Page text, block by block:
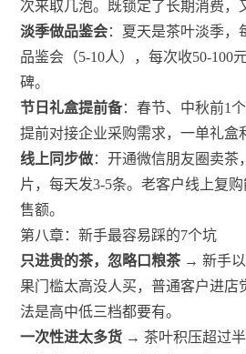
次来取几泡。既锁定了长期消费，
淡季做品鉴会：夏天是茶叶淡季，
品鉴会（5-10人），每次收50-100
碑。
节日礼盒提前备：春节、中秋前1
提前对接企业采购需求，一单礼盒
线上同步做：开通微信朋友圈卖茶
片，每天发3-5条。老客户线上复购
售额。
第八章：新手最容易踩的7个坑
只进贵的茶，忽略口粮茶→ 新手以
果门槛太高没人买，普通客户进店
法是高中低三档都要有。
一次性进太多货 → 茶叶积压超过半